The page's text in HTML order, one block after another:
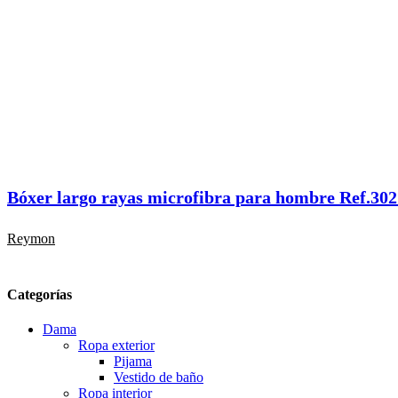
Bóxer largo rayas microfibra para hombre
Reymon
Categorías
Dama
Ropa exterior
Pijama
Vestido de baño
Ropa interior